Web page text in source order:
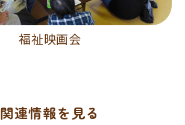
福祉映画会
関連情報を見る